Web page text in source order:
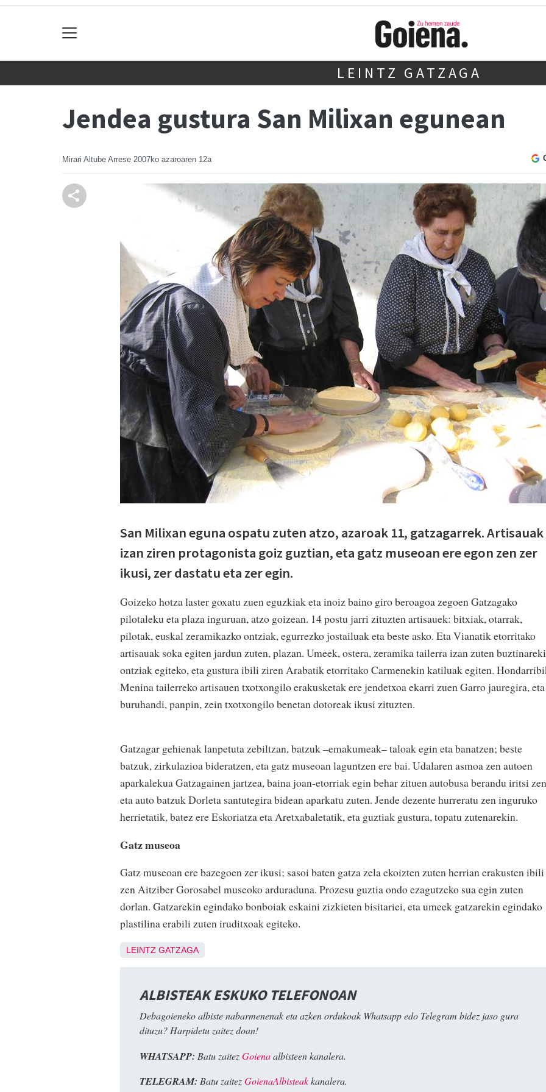
LEINTZ GATZAGA
Jendea gustura San Milixan egunean
Mirari Altube Arrese 2007ko azaroaren 12a
San Milixan eguna ospatu zuten atzo, azaroak 11, gatzagarrek. Artisauak
izan ziren protagonista goiz guztian, eta gatz museoan ere egon zen zer
ikusi, zer dastatu eta zer egin.
Goizeko hotza laster goxatu zuen eguzkiak eta inoiz baino giro beroagoa zegoen Gatzagako
pilotaleku eta plaza inguruan, atzo goizean. 14 postu jarri zituzten artisauek: bitxiak, otarrak,
pilotak, euskal zeramikazko ontziak, egurrezko jostailuak eta beste asko. Eta Vianatik etorritako
artisauak soka egiten jardun zuten, plazan. Umeek, ostera, zeramika tailerra izan zuten
ontziak egiteko, eta gustura ibili ziren Arabatik etorritako Carmenekin katiluak egiten.
Menina tailerreko artisauen txotxongilo erakusketak ere jendetxoa ekarri zuen Garro jauregira, eta
buruhandi, panpin, zein txotxongilo benetan dotoreak ikusi zituzten.
Gatzagar gehienak lanpetuta zebiltzan, batzuk –emakumeak– taloak egin eta banatzen; beste
batzuk, zirkulazioa bideratzen, eta gatz museoan laguntzen ere bai. Udalaren asmoa zen autoen
aparkalekua Gatzagainen jartzea, baina joan-etorriak egin behar zituen autobusa berandu iritsi
eta auto batzuk Dorleta santutegira bidean aparkatu zuten. Jende dezente hurreratu zen inguruko
herrietatik, batez ere Eskoriatza eta Aretxabaletatik, eta guztiak gustura, topatu zutenarekin.
Gatz museoa
Gatz museoan ere bazegoen zer ikusi; sasoi baten gatza zela ekoizten zuten herrian erakusten ibili
zen Aitziber Gorosabel museoko arduraduna. Prozesu guztia ondo ezagutzeko sua egin zuten
dorlan. Gatzarekin egindako bonboiak eskaini zizkieten bisitariei, eta umeek gatzarekin egindako
plastilina erabili zuten iruditxoak egiteko.
LEINTZ GATZAGA
ALBISTEAK ESKUKO TELEFONOAN
Debagoieneko albiste nabarmenenak eta azken ordukoak Whatsapp edo Telegram bidez jaso gura
dituzu? Harpidetu zaitez doan!
WHATSAPP: Batu zaitezGoienaalbisteen kanalera.
TELEGRAM: Batu zaitezGoienaAlbisteakkanalera.